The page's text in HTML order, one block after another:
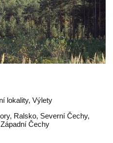
lokality, Výlety
, Ralsko, Severní Čechy,
Západní Čechy